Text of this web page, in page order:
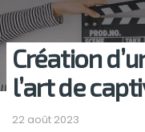
Création
l’art de
22 août 2023